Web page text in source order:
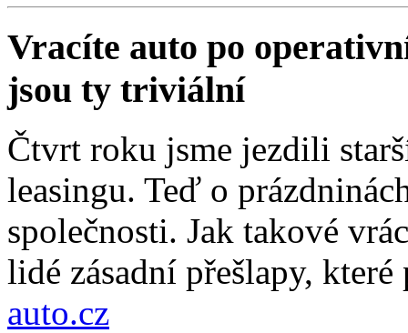
Vracíte auto po
jsou ty triviální
Čtvrt roku jsme jezdili
leasingu. Teď o
společnosti. Jak takové
lidé zásadní přešlapy,
auto.cz